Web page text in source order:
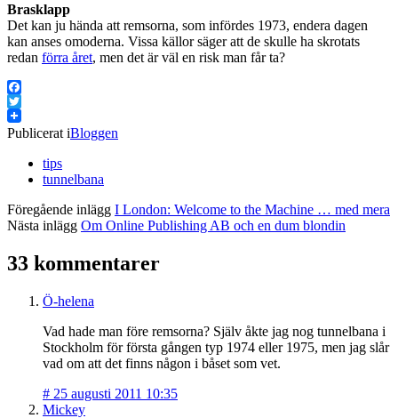
Brasklapp
Det kan ju hända att remsorna, som infördes 1973, endera dagen
kan anses omoderna. Vissa källor säger att de skulle ha skrotats
redan förra året, men det är väl en risk man får ta?
Facebook
Twitter
Publicerat iBloggen
tips
tunnelbana
Föregående inlägg I London: Welcome to the Machine … med mera
Nästa inlägg Om Online Publishing AB och en dum blondin
33 kommentarer
Ö-helena
Vad hade man före remsorna? Själv åkte jag nog tunnelbana i
Stockholm för första gången typ 1974 eller 1975, men jag slår
vad om att det finns någon i båset som vet.
# 25 augusti 2011 10:35
Mickey